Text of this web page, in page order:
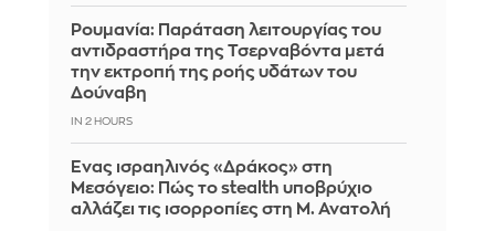
Ρουμανία: Παράταση λειτουργίας του
αντιδραστήρα της Τσερναβόντα μετά
την εκτροπή της ροής υδάτων του
Δούναβη
IN 2 HOURS
Ένας ισραηλινός «Δράκος» στη
Μεσόγειο: Πώς το stealth υποβρύχιο
αλλάζει τις ισορροπίες στη Μ. Ανατολή